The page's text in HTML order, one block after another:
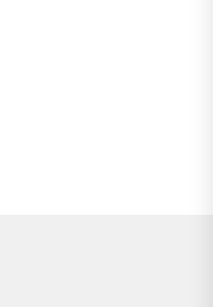
acquises lors du
enceintes. La bibliothèque
des nouvelles Emit 2021. Elle
coûteuses gammes Heritage Special
ferrite en carbonate de
grave, l’enceinte bibliothèque